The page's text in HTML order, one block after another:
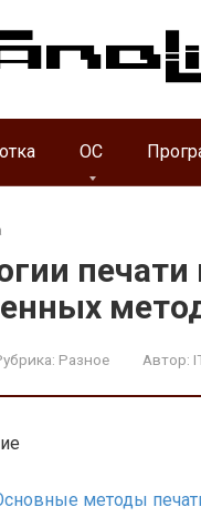
ОС
печати
Разное Автор:
методы